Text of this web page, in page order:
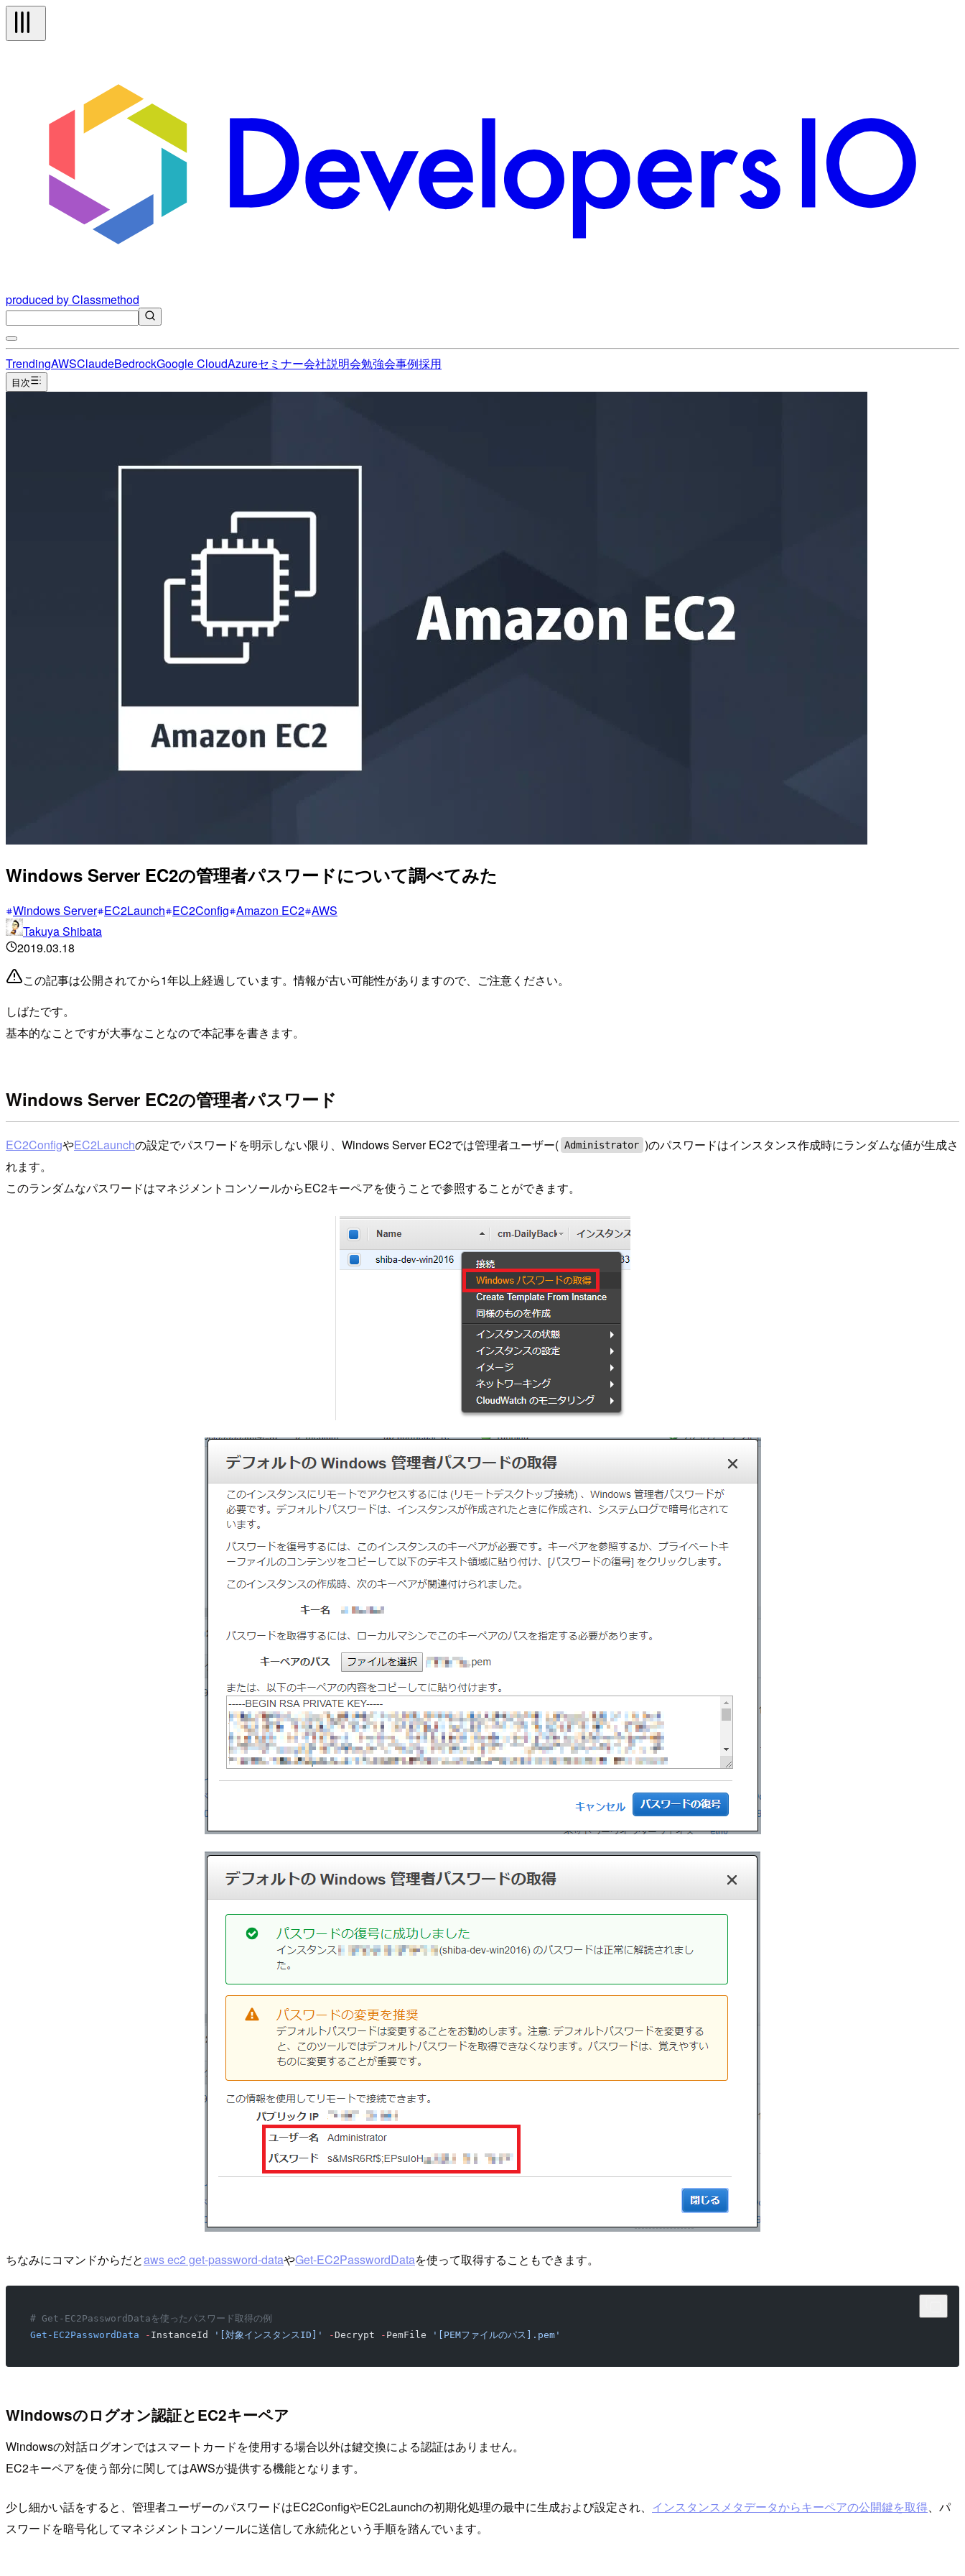
produced by Classmethod
TrendingAWSClaudeBedrockGoogle CloudAzureセミナー会社説明会勉強会事例採用
目次
Windows Server EC2の管理者パスワードについて調べてみた
Windows Server EC2Launch EC2Config Amazon EC2 AWS
Takuya Shibata
2019.03.18
この記事は公開されてから1年以上経過しています。情報が古い可能性がありますので、ご注意ください。
しばたです。
基本的なことですが大事なことなので本記事を書きます。
Windows Server EC2の管理者パスワード
EC2ConfigやEC2Launchの設定でパスワードを明示しない限り、Windows Server EC2では管理者ユーザー( Administrator )のパスワードはインスタンス作成時にランダムな値が生成さ
れます。
このランダムなパスワードはマネジメントコンソールからEC2キーペアを使うことで参照することができます。
ちなみにコマンドからだとaws ec2 get-password-dataやGet-EC2PasswordDataを使って取得することもできます。
# Get-EC2PasswordDataを使ったパスワード取得の例
Get-EC2PasswordData - InstanceId '[対象インスタンスID]' -Decrypt - PemFile '[PEMファイルのパス].pem'
Windowsのログオン認証とEC2キーペア
Windowsの対話ログオンではスマートカードを使用する場合以外は鍵交換による認証はありません。
EC2キーペアを使う部分に関してはAWSが提供する機能となります。
少し細かい話をすると、管理者ユーザーのパスワードはEC2ConfigやEC2Launchの初期化処理の最中に生成および設定され、 インスタンスメタデータからキーペアの公開鍵を取得、パ
スワードを暗号化してマネジメントコンソールに送信して永続化という手順を踏んでいます。